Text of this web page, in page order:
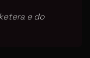
e do